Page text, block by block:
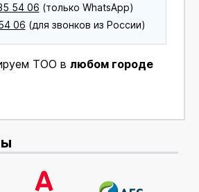
54 06 (только WhatsApp)
06 (для звонков из России)
ТОО в любом городе